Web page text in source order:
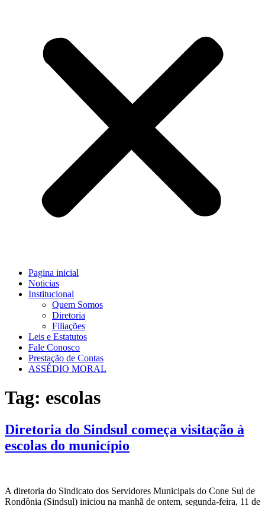
Pagina inicial
Noticias
Institucional
Quem Somos
Diretoria
Filiações
Leis e Estatutos
Fale Conosco
Prestação de Contas
ASSÉDIO MORAL
Tag: escolas
Diretoria do Sindsul começa visitação à
escolas do município
A diretoria do Sindicato dos Servidores Municipais do Cone Sul de
Rondônia (Sindsul) iniciou na manhã de ontem, segunda-feira, 11 de